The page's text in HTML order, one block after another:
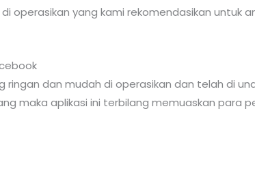
operasikan yang kami rekomendasikan untuk
ringan dan mudah di operasikan dan telah di
maka aplikasi ini terbilang memuaskan para